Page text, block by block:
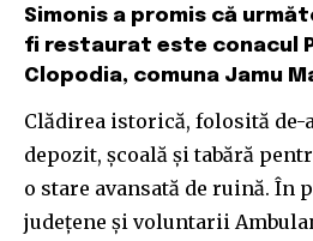
Simonis a promis că
fi restaurat este conacul
Clopodia, comuna Jamu
Clădirea istorică, folosită
depozit, școală și tabără
o stare avansată de ruină. În
județene și voluntarii